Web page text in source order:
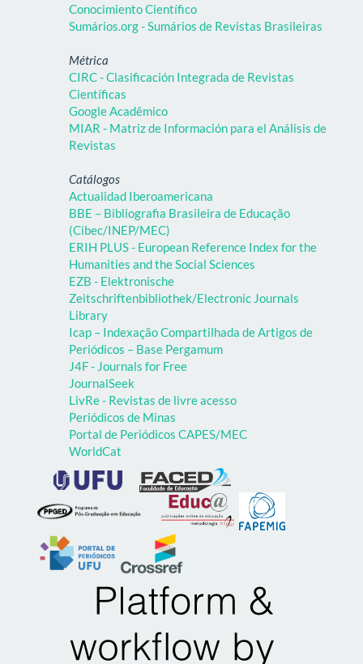
Conocimiento Científico
Sumários.org - Sumários de Revistas Brasileiras
Métrica
CIRC - Clasificación Integrada de Revistas
Científicas
Google Acadêmico
MIAR - Matriz de Información para el Análisis de
Revistas
Catálogos
Actualidad Iberoamericana
BBE – Bibliografia Brasileira de Educação
(Cibec/INEP/MEC)
ERIH PLUS - European Reference Index for the
Humanities and the Social Sciences
EZB - Elektronische
Zeitschriftenbibliothek/Electronic Journals
Library
Icap – Indexação Compartilhada de Artigos de
Periódicos – Base Pergamum
J4F - Journals for Free
JournalSeek
LivRe - Revistas de livre acesso
Periódicos de Minas
Portal de Periódicos CAPES/MEC
WorldCat